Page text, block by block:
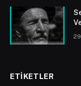
ETIKETLER